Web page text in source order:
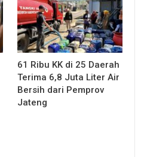
61 Ribu KK di 25 Daerah
Terima 6,8 Juta Liter Air
Bersih dari Pemprov
Jateng